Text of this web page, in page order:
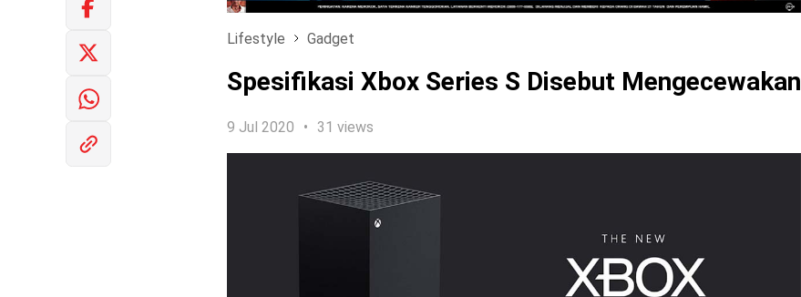
Lifestyle Gadget
Spesifikasi Xbox Series S Disebut Mengecewakan
9 Jul 2020 31 views